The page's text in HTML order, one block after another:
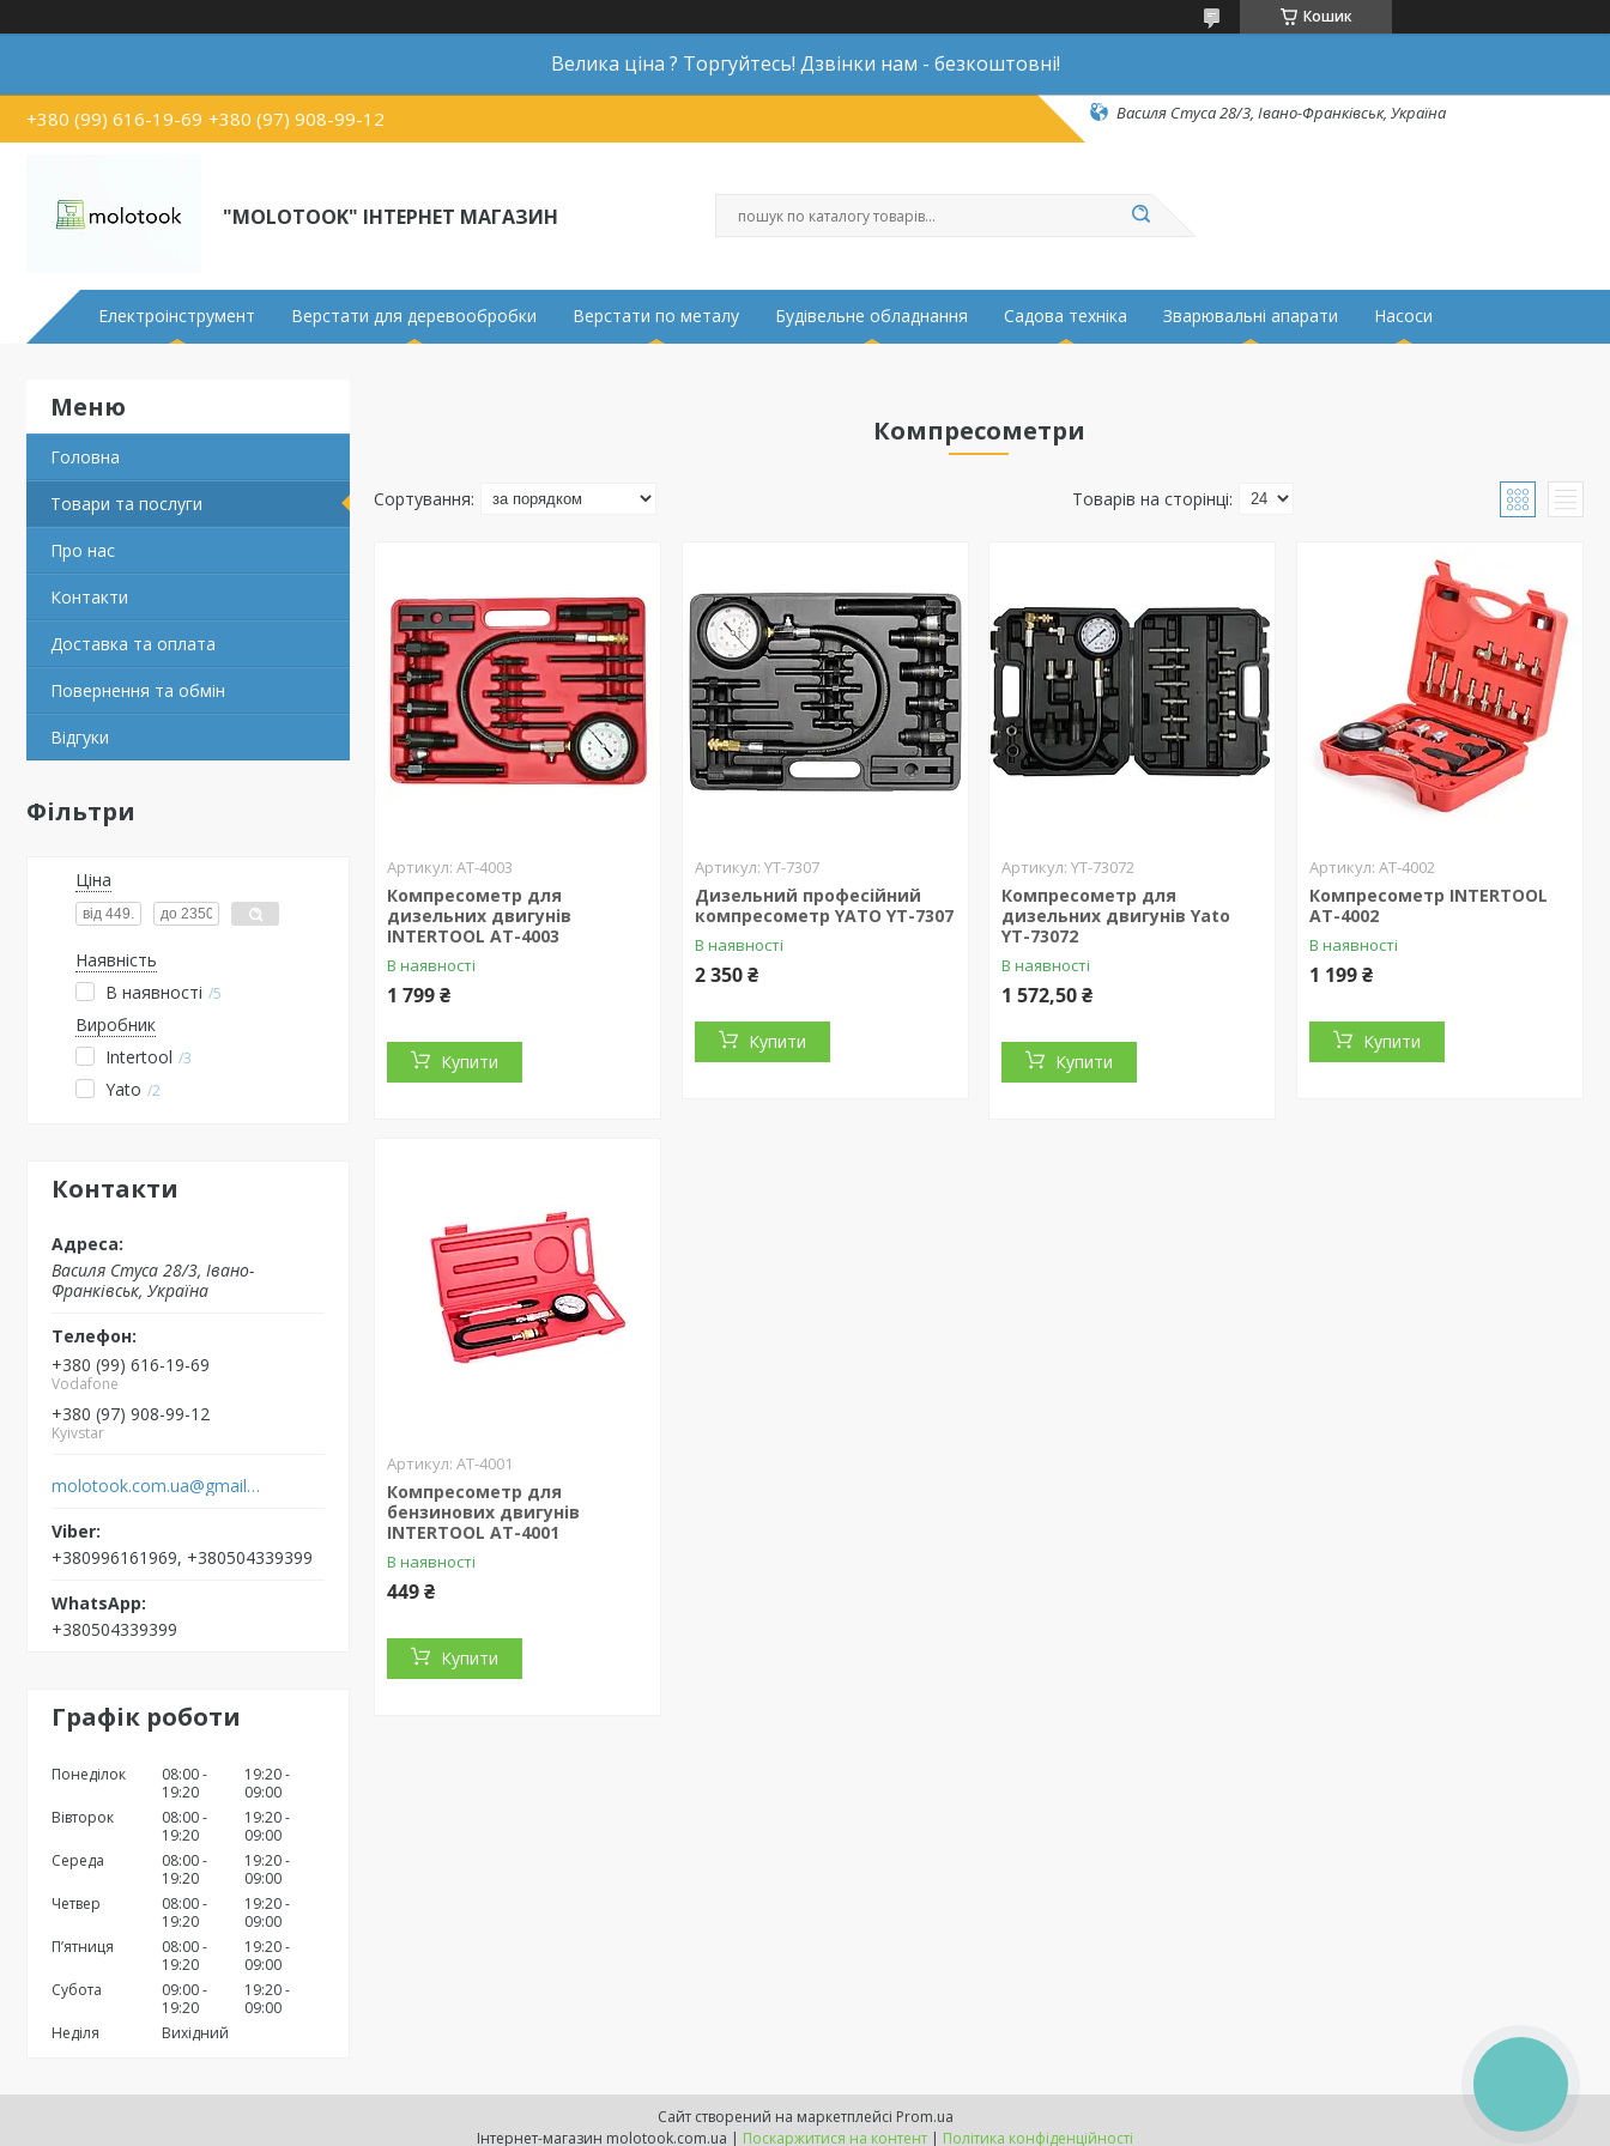
Кошик
Велика ціна ? Торгуйтесь! Дзвінки нам - безкоштовні!
+380 (99) 616-19-69 +380 (97) 908-99-12 Василя Стуса 28/3, Івано-Франківськ, Україна
"MOLOTOOK" ІНТЕРНЕТ МАГАЗИН
Електроінструмент Верстати для деревообробки Верстати по металу Будівельне обладнання Садова техніка Зварювальні апарати Насоси
Головна
Товари та послуги
Про нас
Контакти
Доставка та оплата
Повернення та обмін
Відгуки
Фільтри
Ціна
Наявність
В наявності 5
Виробник
Intertool 3
Yato 2
Контакти
Василя Стуса 28/3, Івано-
Франківськ, Україна
+380 (99) 616-19-69
Vodafone
+380 (97) 908-99-12
Kyivstar
molotook.com.ua@gmail.com
+380996161969, +380504339399
+380504339399
Графік роботи
Понеділок
08:00
19:20
19:20
09:00
Вівторок
08:00
19:20
19:20
09:00
Середа
08:00
19:20
19:20
09:00
Четвер
08:00
19:20
19:20
09:00
Пʼятниця
08:00
19:20
19:20
09:00
Субота
09:00
19:20
19:20
09:00
Неділя
Вихідний
Компресометри
AT-4003
Компресометр для
дизельних двигунів
INTERTOOL AT-4003
В наявності
1 799 ₴
Купити
YT-7307
Дизельний професійний
компресометр YATO YT-7307
В наявності
2 350 ₴
Купити
YT-73072
Компресометр для
дизельних двигунів Yato
YT-73072
В наявності
1 572,50 ₴
Купити
AT-4002
Компресометр INTERTOOL
AT-4002
В наявності
1 199 ₴
Купити
AT-4001
Компресометр для
бензинових двигунів
INTERTOOL AT-4001
В наявності
449 ₴
Купити
Сайт створений на маркетплейсі Prom.ua
Інтернет-магазин molotook.com.ua | Поскаржитися на контент | Політика конфіденційності